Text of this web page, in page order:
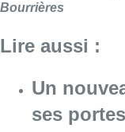
Bourrières
Lire aussi :
Un
ses